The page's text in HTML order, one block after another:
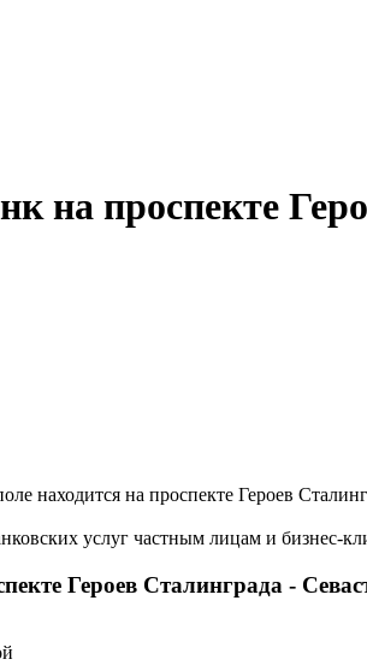
на проспекте
находится на проспекте Героев
услуг частным лицам и бизнес-
Героев Сталинграда -